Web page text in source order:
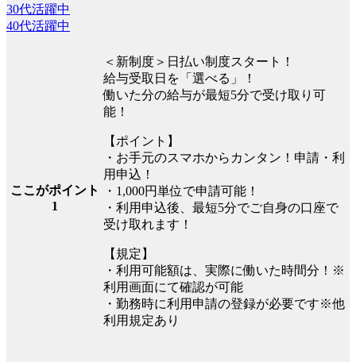
30代活躍中
40代活躍中
ここがポイント
1
＜新制度＞日払い制度スタート！
給与受取日を「選べる」！
働いた分の給与が最短5分で受け取り可
能！
【ポイント】
・お手元のスマホからカンタン！申請・利
用申込！
・1,000円単位で申請可能！
・利用申込後、最短5分でご自身の口座で
受け取れます！
【規定】
・利用可能額は、実際に働いた時間分！※
利用画面にて確認が可能
・勤務時に利用申請の登録が必要です※他
利用規定あり